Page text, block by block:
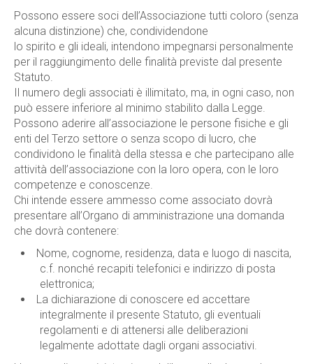
Possono essere soci dell’Associazione tutti coloro (senza
alcuna distinzione) che, condividendone
lo spirito e gli ideali, intendono impegnarsi personalmente
per il raggiungimento delle finalità previste dal presente
Statuto.
Il numero degli associati è illimitato, ma, in ogni caso, non
può essere inferiore al minimo stabilito dalla Legge.
Possono aderire all’associazione le persone fisiche e gli
enti del Terzo settore o senza scopo di lucro, che
condividono le finalità della stessa e che partecipano alle
attività dell’associazione con la loro opera, con le loro
competenze e conoscenze.
Chi intende essere ammesso come associato dovrà
presentare all’Organo di amministrazione una domanda
che dovrà contenere:
Nome, cognome, residenza, data e luogo di nascita,
c.f. nonché recapiti telefonici e indirizzo di posta
elettronica;
La dichiarazione di conoscere ed accettare
integralmente il presente Statuto, gli eventuali
regolamenti e di attenersi alle deliberazioni
legalmente adottate dagli organi associativi.